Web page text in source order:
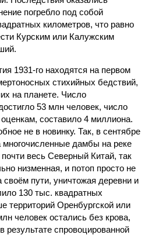
погребло под собой
километров, что равно
Курским или Калужским
1931-го находятся на первом
стихийных бедствий,
на планете. Число
53 млн человек, число
составило 4 миллиона.
не в новинку. Так, в сентябре
многочисленные дамбы на реке
весь Северный Китай, так
низменная, и потоп просто не
своём пути, уничтожая деревни и
130 тыс. квадратных
территорий Оренбургской или
человек остались без крова,
результате спровоцированной